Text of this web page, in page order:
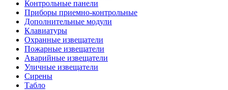
Контрольные панели
Приборы приемно-контрольные
Дополнительные модули
Клавиатуры
Охранные извещатели
Пожарные извещатели
Аварийные извещатели
Уличные извещатели
Сирены
Табло